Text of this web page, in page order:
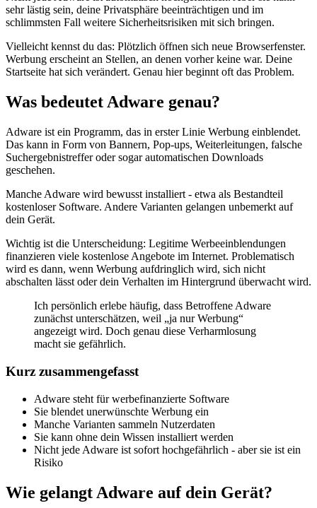
sehr lästig sein, deine Privatsphäre beeinträchtigen und im
schlimmsten Fall weitere Sicherheitsrisiken mit sich bringen.
Vielleicht kennst du das: Plötzlich öffnen sich neue Browserfenster.
Werbung erscheint an Stellen, an denen vorher keine war. Deine
Startseite hat sich verändert. Genau hier beginnt oft das Problem.
Was bedeutet Adware genau?
Adware ist ein Programm, das in erster Linie Werbung einblendet.
Das kann in Form von Bannern, Pop-ups, Weiterleitungen, falsche
Suchergebnistreffer oder sogar automatischen Downloads
geschehen.
Manche Adware wird bewusst installiert - etwa als Bestandteil
kostenloser Software. Andere Varianten gelangen unbemerkt auf
dein Gerät.
Wichtig ist die Unterscheidung: Legitime Werbeeinblendungen
finanzieren viele kostenlose Angebote im Internet. Problematisch
wird es dann, wenn Werbung aufdringlich wird, sich nicht
abschalten lässt oder dein Verhalten im Hintergrund überwacht wird.
Ich persönlich erlebe häufig, dass Betroffene Adware
zunächst unterschätzen, weil „ja nur Werbung“
angezeigt wird. Doch genau diese Verharmlosung
macht sie gefährlich.
Kurz zusammengefasst
Adware steht für werbefinanzierte Software
Sie blendet unerwünschte Werbung ein
Manche Varianten sammeln Nutzerdaten
Sie kann ohne dein Wissen installiert werden
Nicht jede Adware ist sofort hochgefährlich - aber sie ist ein
Risiko
Wie gelangt Adware auf dein Gerät?